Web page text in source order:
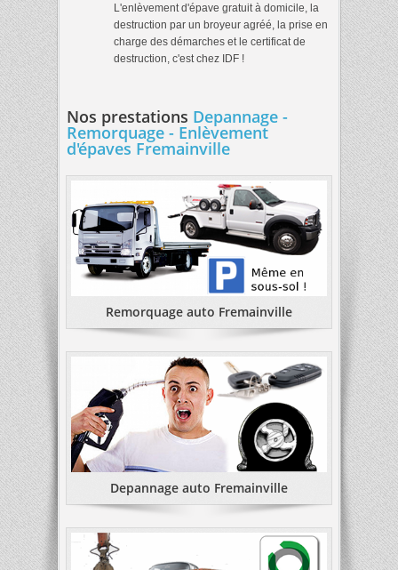
L'enlèvement d'épave gratuit à domicile, la
destruction par un broyeur agréé, la prise en
charge des démarches et le certificat de
destruction, c'est chez IDF !
Nos prestations Depannage -
Remorquage - Enlèvement
d'épaves Fremainville
Remorquage auto Fremainville
Depannage auto Fremainville